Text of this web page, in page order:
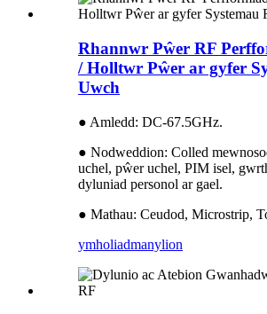
Rhannwr Pŵer RF
/ Holltwr Pŵer ar gyfer
Uwch
● Amledd: DC-67.5GHz.
● Nodweddion: Colled
uchel, pŵer uchel, PIM isel,
dyluniad personol ar gael.
● Mathau: Ceudod, Microstrip,
ymholiadmanylion